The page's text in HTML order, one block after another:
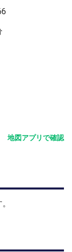
地図アプリで確認